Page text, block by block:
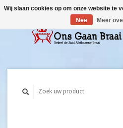
Wij slaan cookies op om onze website te
Nee
Meer